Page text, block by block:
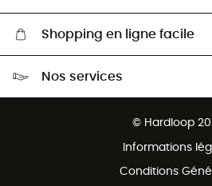
Shopping en ligne facile
Nos services
© Hardloop
Informations
Conditions